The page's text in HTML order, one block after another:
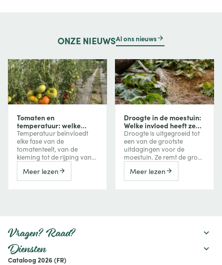
ONZE NIEUWSAl ons nieuws
Tomaten en
temperatuur: welke
invloed heeft
temperatuur op groei,
bloei en vruchtvorming?
Temperatuur beïnvloedt
elke fase van de
tomatenteelt, van de
kieming tot de rijping van
vertraagt de groei, terwijl
extreme hitte de bloei,
rekening mee houdt.
Meer lezen
Droogte in de moestuin:
Welke invloed heeft ze
op uw groenten en hoe
beschermt u uw
gewassen?
Droogte is uitgegroeid tot
een van de grootste
uitdagingen voor de
moestuin. Ze remt de groei
de oogst, kan de bitterheid
verhogen of een
Meer lezen
Vragen? Raad?
Diensten
Cataloog 2026 (FR)